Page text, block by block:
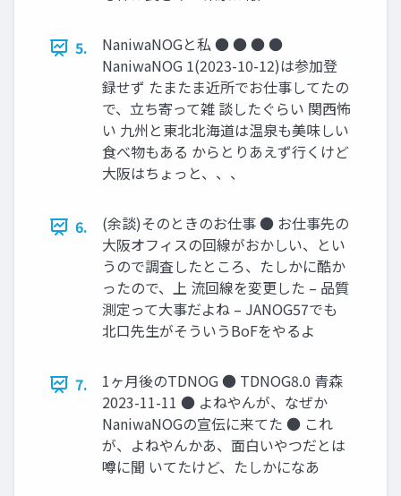
5.
NaniwaNOGと私 ● ● ● ●
NaniwaNOG 1(2023-10-12)は参加登
録せず たまたま近所でお仕事してたの
で、立ち寄って雑 談したぐらい 関西怖
い 九州と東北北海道は温泉も美味しい
食べ物もある からとりあえず行くけど
大阪はちょっと、、、
6.
(余談)そのときのお仕事 ● お仕事先の
大阪オフィスの回線がおかしい、とい
うので調査したところ、たしかに酷か
ったので、上 流回線を変更した – 品質
測定って大事だよね – JANOG57でも
北口先生がそういうBoFをやるよ
7.
1ヶ月後のTDNOG ● TDNOG8.0 青森
2023-11-11 ● よねやんが、なぜか
NaniwaNOGの宣伝に来てた ● これ
が、よねやんかあ、面白いやつだとは
噂に聞 いてたけど、たしかになあ